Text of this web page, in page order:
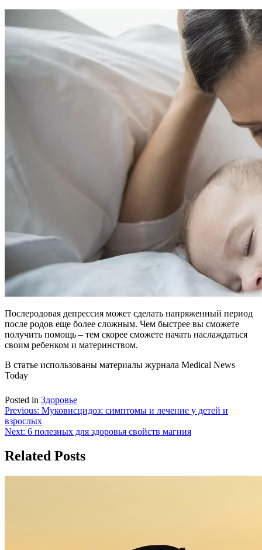
Послеродовая депрессия может сделать напряженный период
после родов еще более сложным. Чем быстрее вы сможете
получить помощь – тем скорее сможете начать наслаждаться
своим ребенком и материнством.
В статье использованы материалы журнала Medical News
Today
Posted in Здоровье
Навигация
по
Previous: Муковисцидоз: симптомы и лечение у детей и
взрослых
Next: 6 полезных для здоровья свойств магния
Related Posts